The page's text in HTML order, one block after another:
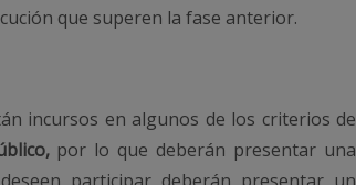
que superen la fase anterior.
incursos en algunos de los criterios de
por lo que deberán presentar una